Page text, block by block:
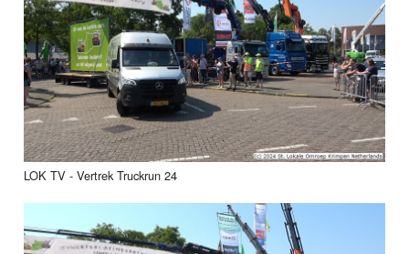
Video
Webcam
Info
LOK TV - Vertrek Truckrun 24